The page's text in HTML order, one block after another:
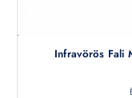
Infravörös Fali